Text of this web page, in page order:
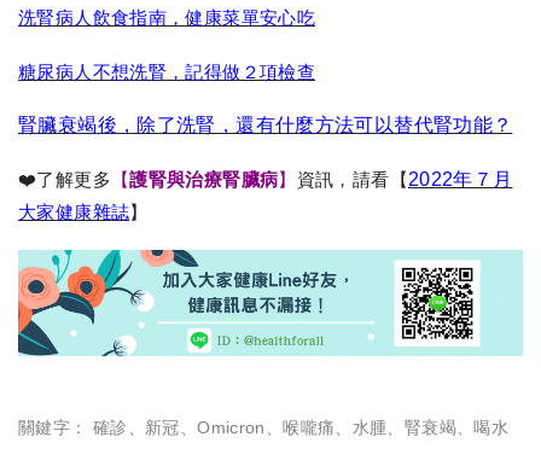
洗腎病人飲食指南，健康菜單安心吃
糖尿病人不想洗腎，記得做２項檢查
腎臟衰竭後，除了洗腎，還有什麼方法可以替代腎功能？
❤️了解更多 【護腎與治療腎臟病】 資訊，請看【2022年７月
大家健康雜誌】
關鍵字： 確診 新冠 、Omicron 、喉嚨痛 水腫 腎衰竭 、喝水